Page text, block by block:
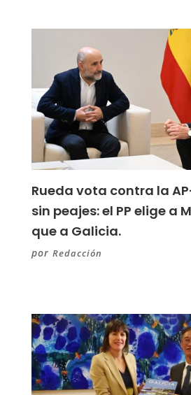
Rueda vota contra la
sin peajes: el PP elige a
que a Galicia.
por Redacción